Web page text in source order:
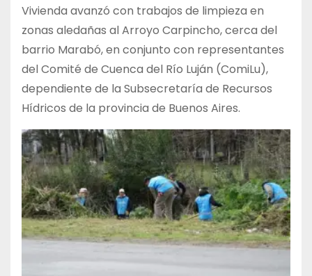
Vivienda avanzó con trabajos de limpieza en
zonas aledañas al Arroyo Carpincho, cerca del
barrio Marabó, en conjunto con representantes
del Comité de Cuenca del Río Luján (ComiLu),
dependiente de la Subsecretaría de Recursos
Hídricos de la provincia de Buenos Aires.